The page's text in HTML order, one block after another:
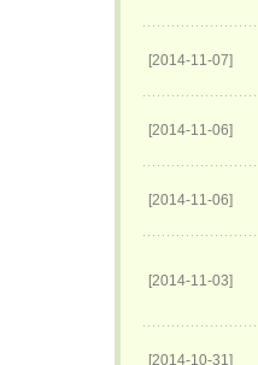
[2014-11-07]
[2014-11-06]
[2014-11-06]
[2014-11-03]
[2014-10-31]